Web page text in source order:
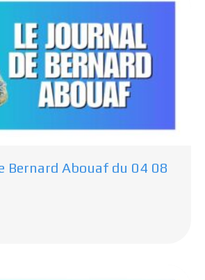
Bernard Abouaf du 04 08